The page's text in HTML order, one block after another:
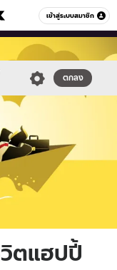
เข้าสู่ระบบสมาชิก
หมวดอื่นๆ
ตกลง
ตแฮปปี้